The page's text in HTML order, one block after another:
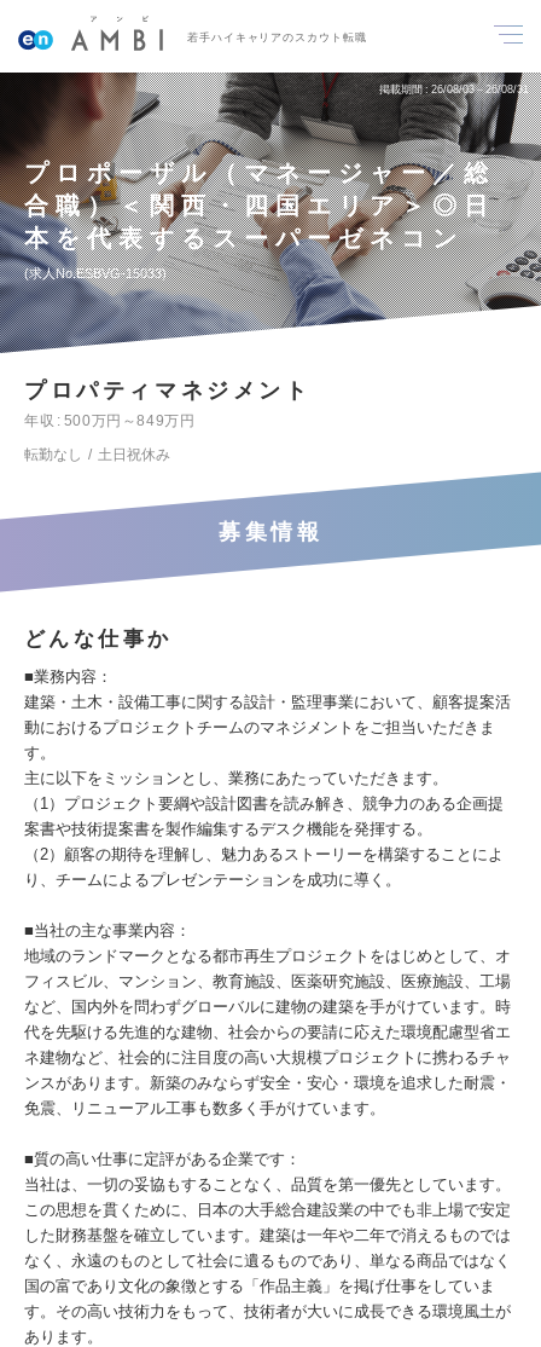
若手ハイキャリアのスカウト転職
掲載期間 26/08/03～26/08/31
プロポーザル（マネージャー／総
合職）＜関西・四国エリア＞◎日
本を代表するスーパーゼネコン
求人No.ESBVG-15033
プロパティマネジメント
年収
500万円～849万円
転勤なし
土日祝休み
募集情報
どんな仕事か
■業務内容：
建築・土木・設備工事に関する設計・監理事業において、顧客提案活
動におけるプロジェクトチームのマネジメントをご担当いただきま
す。
主に以下をミッションとし、業務にあたっていただきます。
（1）プロジェクト要綱や設計図書を読み解き、競争力のある企画提
案書や技術提案書を製作編集するデスク機能を発揮する。
（2）顧客の期待を理解し、魅力あるストーリーを構築することによ
り、チームによるプレゼンテーションを成功に導く。
■当社の主な事業内容：
地域のランドマークとなる都市再生プロジェクトをはじめとして、オ
フィスビル、マンション、教育施設、医薬研究施設、医療施設、工場
など、国内外を問わずグローバルに建物の建築を手がけています。時
代を先駆ける先進的な建物、社会からの要請に応えた環境配慮型省エ
ネ建物など、社会的に注目度の高い大規模プロジェクトに携わるチャ
ンスがあります。新築のみならず安全・安心・環境を追求した耐震・
免震、リニューアル工事も数多く手がけています。
■質の高い仕事に定評がある企業です：
当社は、一切の妥協もすることなく、品質を第一優先としています。
この思想を貫くために、日本の大手総合建設業の中でも非上場で安定
した財務基盤を確立しています。建築は一年や二年で消えるものでは
なく、永遠のものとして社会に遺るものであり、単なる商品ではなく
国の富であり文化の象徴とする「作品主義」を掲げ仕事をしていま
す。その高い技術力をもって、技術者が大いに成長できる環境風土が
あります。